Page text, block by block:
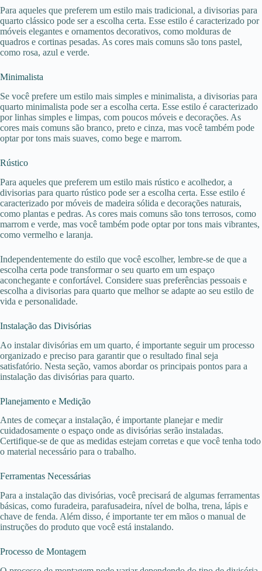
Para aqueles que preferem um estilo mais tradicional, a divisorias para
quarto clássico pode ser a escolha certa. Esse estilo é caracterizado por
móveis elegantes e ornamentos decorativos, como molduras de
quadros e cortinas pesadas. As cores mais comuns são tons pastel,
como rosa, azul e verde.
Minimalista
Se você prefere um estilo mais simples e minimalista, a divisorias para
quarto minimalista pode ser a escolha certa. Esse estilo é caracterizado
por linhas simples e limpas, com poucos móveis e decorações. As
cores mais comuns são branco, preto e cinza, mas você também pode
optar por tons mais suaves, como bege e marrom.
Rústico
Para aqueles que preferem um estilo mais rústico e acolhedor, a
divisorias para quarto rústico pode ser a escolha certa. Esse estilo é
caracterizado por móveis de madeira sólida e decorações naturais,
como plantas e pedras. As cores mais comuns são tons terrosos, como
marrom e verde, mas você também pode optar por tons mais vibrantes,
como vermelho e laranja.
Independentemente do estilo que você escolher, lembre-se de que a
escolha certa pode transformar o seu quarto em um espaço
aconchegante e confortável. Considere suas preferências pessoais e
escolha a divisorias para quarto que melhor se adapte ao seu estilo de
vida e personalidade.
Instalação das Divisórias
Ao instalar divisórias em um quarto, é importante seguir um processo
organizado e preciso para garantir que o resultado final seja
satisfatório. Nesta seção, vamos abordar os principais pontos para a
instalação das divisórias para quarto.
Planejamento e Medição
Antes de começar a instalação, é importante planejar e medir
cuidadosamente o espaço onde as divisórias serão instaladas.
Certifique-se de que as medidas estejam corretas e que você tenha todo
o material necessário para o trabalho.
Ferramentas Necessárias
Para a instalação das divisórias, você precisará de algumas ferramentas
básicas, como furadeira, parafusadeira, nível de bolha, trena, lápis e
chave de fenda. Além disso, é importante ter em mãos o manual de
instruções do produto que você está instalando.
Processo de Montagem